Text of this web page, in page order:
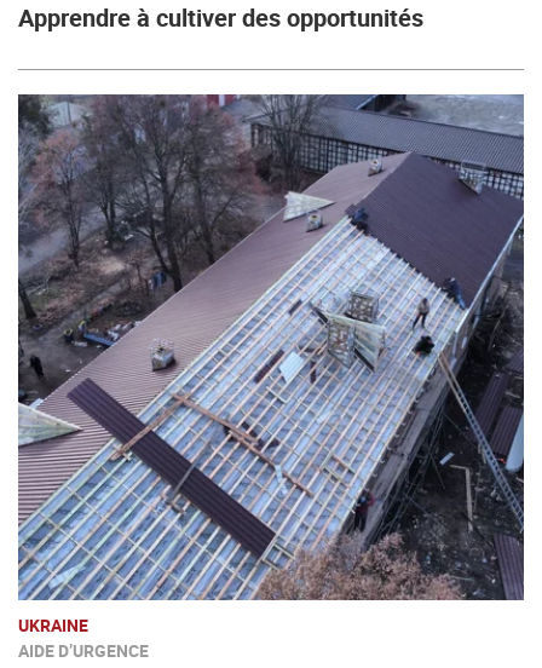
Apprendre à cultiver des opportunités
UKRAINE
AIDE D’URGENCE